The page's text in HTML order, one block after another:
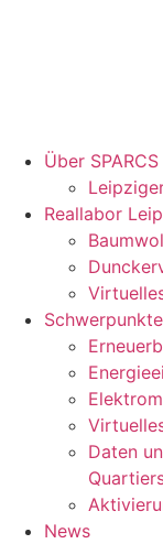
Über SPARCS
Reallabor
Schwerpunkte
Daten
News